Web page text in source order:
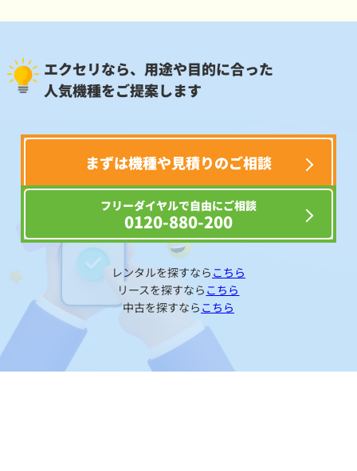
エクセリなら、用途や目的に合った
人気機種をご提案します
まずは機種や見積りのご相談
フリーダイヤルで自由にご相談
0120-880-200
レンタルを探すなら こちら
リースを探すなら こちら
中古を探すなら こちら